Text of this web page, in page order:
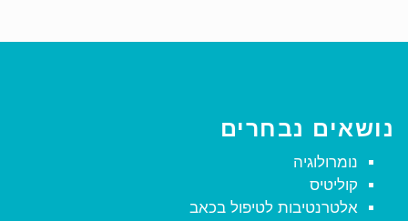
נושאים נבחרים
נומרולוגיה
קוליטיס
אלטרנטיבות לטיפול בכאב